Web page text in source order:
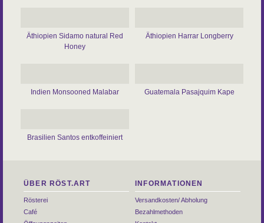
Äthiopien Sidamo natural Red
Honey
Äthiopien Harrar Longberry
Indien Monsooned Malabar Guatemala Pasajquim Kape
Brasilien Santos entkoffeiniert
ÜBER RÖST.ART
Rösterei
Café
INFORMATIONEN
Versandkosten/ Abholung
Bezahlmethoden